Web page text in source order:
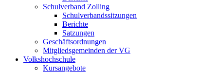
Schulverband Zolling
Schulverbandssitzungen
Berichte
Satzungen
Geschäftsordnungen
Mitgliedsgemeinden der VG
Volkshochschule
Kursangebote